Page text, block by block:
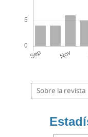
Sobre la revista